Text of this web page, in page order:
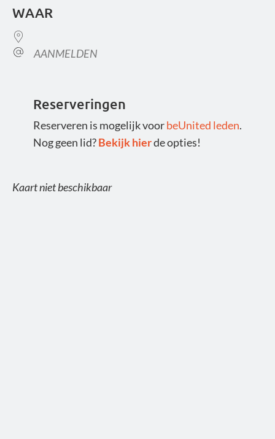
WAAR
AANMELDEN
Reserveringen
Reserveren is mogelijk voorbeUnited leden.
Nog geen lid?Bekijk hierde opties!
Kaart niet beschikbaar